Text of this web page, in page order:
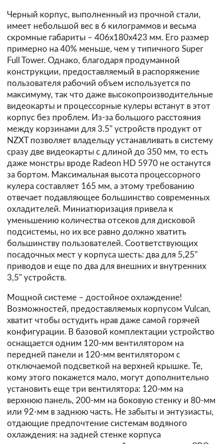
Черный корпус, выполненный из прочной стали,
имеет небольшой вес в 6 килограммов и весьма
скромные габариты – 406х180х423 мм. Его размер
примерно на 40% меньше, чем у типичного Super
Full Tower. Однако, благодаря продуманной
конструкции, предоставляемый в распоряжение
пользователя рабочий объем используется по
максимуму, так что даже высокопроизводительные
видеокарты и процессорные кулеры встанут в этот
корпус без проблем. Из-за большого расстояния
между корзинами для 3.5" устройств продукт от
NZXT позволяет владельцу устанавливать в систему
сразу две видеокарты с длиной до 350 мм, то есть
даже монстры вроде Radeon HD 5970 не останутся
за бортом. Максимальная высота процессорного
кулера составляет 165 мм, а этому требованию
отвечает подавляющее большинство современных
охладителей. Миниатюризация привела к
уменьшению количества отсеков для дисковой
подсистемы, но их все равно должно хватить
большинству пользователей. Соответствующих
посадочных мест у корпуса шесть: два для 5,25"
приводов и еще по два для внешних и внутренних
3,5" устройств.
Мощной системе – достойное охлаждение!
Возможностей, предоставляемых корпусом Vulcan,
хватит чтобы остудить нрав даже самой горячей
конфигурации. В базовой комплектации устройство
оснащается одним 120-мм вентилятором на
передней панели и 120-мм вентилятором с
отключаемой подсветкой на верхней крышке. Те,
кому этого покажется мало, могут дополнительно
установить еще три вентилятора: 120-мм на
верхнюю панель, 200-мм на боковую стенку и 80-мм
или 92-мм в заднюю часть. Не забыты и энтузиасты,
отдающие предпочтение системам водяного
охлаждения: на задней стенке корпуса